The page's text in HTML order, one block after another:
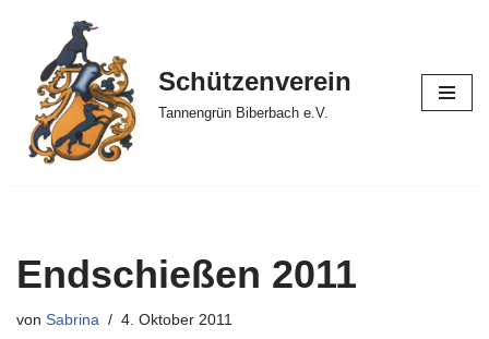
Inhalt
springen
Schützenverein
Tannengrün Biberbach e.V.
Endschießen 2011
von Sabrina 4. Oktober 2011